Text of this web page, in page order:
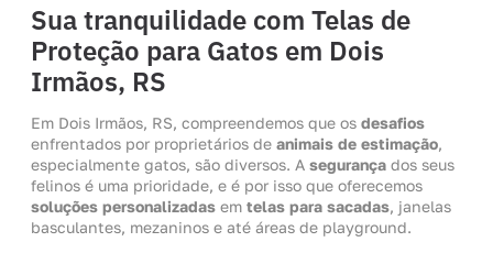
Sua tranquilidade com Telas de
Proteção para Gatos em Dois
Irmãos, RS
Em Dois Irmãos, RS, compreendemos que os desafios
enfrentados por proprietários de animais de estimação,
especialmente gatos, são diversos. A segurança dos seus
felinos é uma prioridade, e é por isso que oferecemos
soluções personalizadas em telas para sacadas, janelas
basculantes, mezaninos e até áreas de playground.